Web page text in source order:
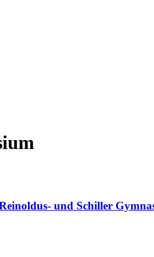
und Schiller